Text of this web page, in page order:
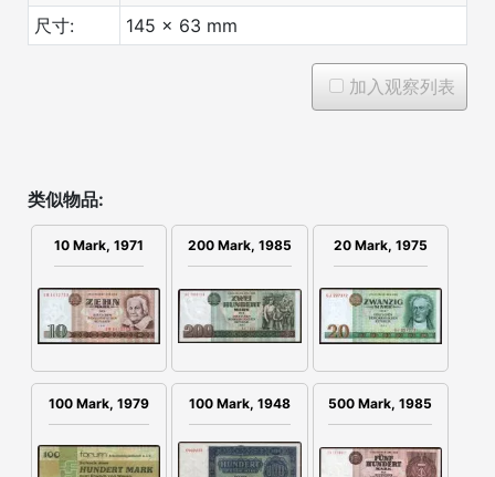
尺寸:
145 x 63 mm
加入观察列表
类似物品:
10 Mark, 1971 200 Mark, 1985 20 Mark, 1975
100 Mark, 1979 100 Mark, 1948 500 Mark, 1985